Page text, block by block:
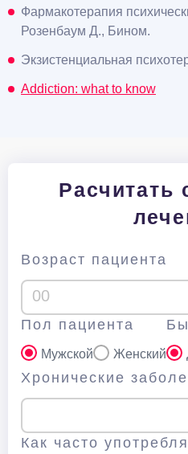
Фармакотерапия
Розенбаум Д., Бином.
Экзистенциальная
Addiction: what to know
Расчитать
Возраст пациента
Пол пациента
Мужской Женский
Хронические
Как часто